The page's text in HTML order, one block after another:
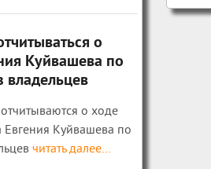
о
Куйвашева по
о ходе
Куйвашева по
читать далее...